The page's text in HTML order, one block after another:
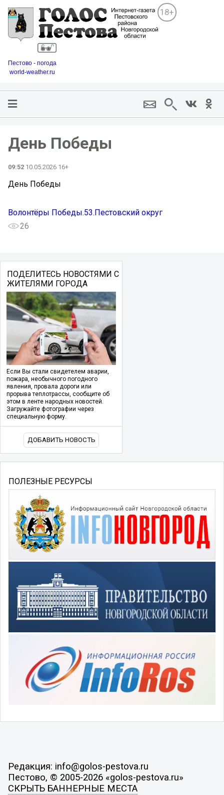
18+
Пестово - погода
world-weather.ru
День Победы ️
09:52 10.05.2026 16+
День Победы ️
Волонтёры Победы.53.Пестовский округ
26
ПОДЕЛИТЕСЬ НОВОСТЯМИ С
ЖИТЕЛЯМИ ГОРОДА
Если Вы стали свидетелем аварии,
пожара, необычного погодного
явления, провала дороги или
прорыва теплотрассы, сообщите об
этом в ленте народных новостей.
Загружайте фотографии через
специальную форму.
ДОБАВИТЬ НОВОСТЬ
ПОЛЕЗНЫЕ РЕСУРСЫ
Редакция: info@golos-pestova.ru
Пестово, © 2005-2026 «golos-pestova.ru»
СКРЫТЬ БАННЕРНЫЕ МЕСТА